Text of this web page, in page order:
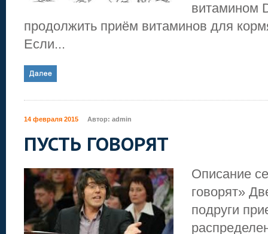
витамином
продолжить приём витаминов для
Если...
14 февраля 2015 Автор: admin
ПУСТЬ ГОВОРЯТ
Описание
говорят»
подруги